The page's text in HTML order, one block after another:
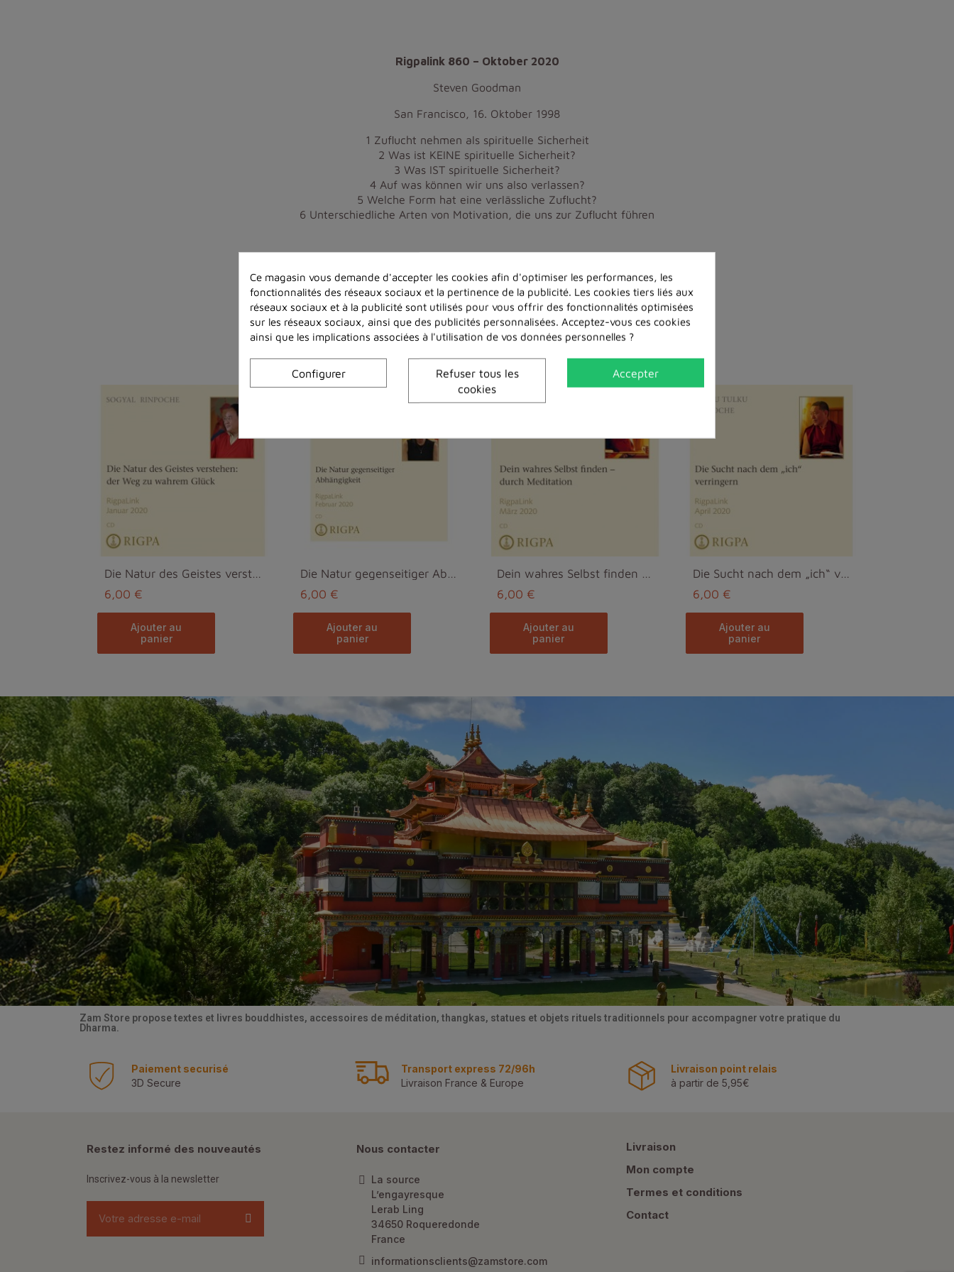
Rigpalink 860 – Oktober 2020
Steven Goodman
San Francisco, 16. Oktober 1998
1 Zuflucht nehmen als spirituelle Sicherheit
2 Was ist KEINE spirituelle Sicherheit?
3 Was IST spirituelle Sicherheit?
4 Auf was können wir uns also verlassen?
5 Welche Form hat eine verlässliche Zuflucht?
6 Unterschiedliche Arten von Motivation, die uns zur Zuflucht führen
Dans la même catégorie
Die Natur des Geistes verstehen - Sogyal Rinpoche MP3
6,00 €
ajouter au
panier
Die Natur gegenseitiger Abhängigkeit -Elizabeth Ma...
6,00 €
ajouter au
panier
Dein wahres Selbst finden – durch Meditation -Sogy...
6,00 €
ajouter au
panier
Die Sucht nach dem „ich“ verringern - Ringu Tulku ...
6,00 €
ajouter au
panier
Zam Store propose textes et livres bouddhistes, accessoires de méditation, thangkas, statues et objets rituels traditionnels pour accompagner votre pratique du
Dharma.
Paiement securisé
3D Secure
Transport express 72/96h
Livraison France & Europe
Livraison point relais
à partir de 5,95€
Restez informé des nouveautés
Inscrivez-vous à la newsletter
Nous contacter
La source
L’engayresque
Lerab Ling
34650 Roqueredonde
France
informationsclients@zamstore.com
Livraison
Mon compte
Termes et conditions
Contact
Ce magasin vous demande d'accepter les cookies afin d'optimiser les performances, les
fonctionnalités des réseaux sociaux et la pertinence de la publicité. Les cookies tiers liés aux
réseaux sociaux et à la publicité sont utilisés pour vous offrir des fonctionnalités optimisées
sur les réseaux sociaux, ainsi que des publicités personnalisées. Acceptez-vous ces cookies
ainsi que les implications associées à l'utilisation de vos données personnelles ?
Accepter
Refuser tous les
cookies
Configurer